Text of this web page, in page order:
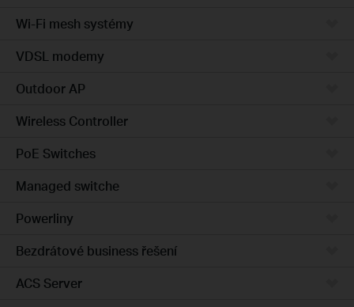
Wi-Fi mesh systémy
VDSL modemy
Outdoor AP
Wireless Controller
PoE Switches
Managed switche
Powerliny
Bezdrátové business řešení
ACS Server